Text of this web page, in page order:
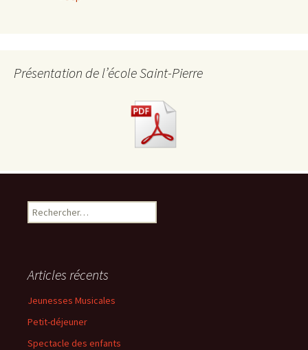
Présentation de l’école Saint-Pierre
R
e
r
c
e
r
Articles récents
Jeunesses Musicales
Petit-déjeuner
Spectacle des enfants